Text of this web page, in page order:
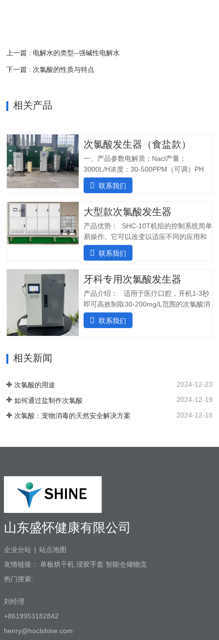
上一篇 : 电解水的类型--强碱性电解水
下一篇 : 次氯酸的性质与特点
相关产品
次氯酸发生器（食盐款）
一、产品参数电解质：Nacl产量：
3000L/H浓度：30-500PPM（可调）PH
值：5.0-6.5纯水系统酸水最大功率：
7200W纯水最大功率：1800W输入电压：
装完毕二、产品特点：1.自主研发：可满
足客户个性化定制需求；2.高度集成系
统：前置水预处理系统搭配RO反渗透系
统，一体化集成;3.PLC控制:在线显示浓
度、ph值、氧化还原电位ORP等指标;4.安
操作简单:操作界面简单清晰，无需培训；
守，远程操作，实时显示；三、产品使用
场景：…
联系我们
大型款次氯酸发生器
产品优势： SHC-10T机组的控制系统简单
易操作。它可以改变以适应不同的应用和
条件。液压部分安装了一个流量控制器，
用于在供水中断时关闭SHINE装置，并在
确保在任何给定时间提供所需的剂量。外
壳由非腐蚀性材料制成。管子和连接器采
用进口氟胶管，对腐蚀性溶液具有很强的
抵抗力。所有输入和输出连接器都位于外
壳的侧面，以便方便地放置设备。带有电
联系我们
牙科专用次氯酸发生器
产品介绍： 适用于医疗口腔，开机1-3秒
即可高效制取30-200mg/L范围的次氯酸消
毒水；使用口腔水路消毒一体机生成的微
酸性电解次氯酸水，作为口腔治疗台的牙
消毒问题。各地市的使用标准：解决方案
以及使用场景：1. 一机多用，解决牙椅水
联系我们
相关新闻
次氯酸的用途 2024-12-23
如何通过盐制作次氯酸 2024-12-19
次氯酸：宠物消毒的天然安全解决方案 2024-12-18
山东盛怀健康有限公司
企业分站 | 站点地图
友情链接： 单板烘干机 浸胶手套 智能仓储物流
热门搜索:
刘经理
+8619953182842
henry@hoclshine.com